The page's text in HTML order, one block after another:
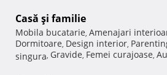
Casă şi familie
Mobila bucatarie, Amenajari
Dormitoare, Design interior,
singura, Gravide, Femei curajoase,